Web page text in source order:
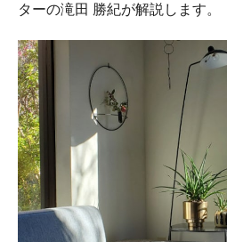
ターの滝田 勝紀が解説します。